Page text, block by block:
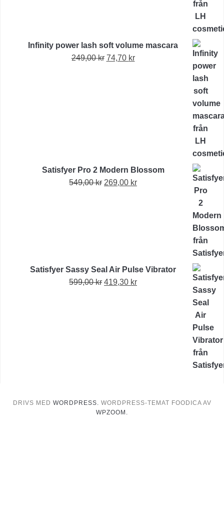
249,00 kr.124,50 kr.
Infinity power lash soft volume mascara
249,00kr Det
74,70 krDet
Satisfyer Pro 2 Modern Blossom
549,00kr Det
269,00 krDet
Satisfyer Sassy Seal Air Pulse Vibrator
599,00kr Det
419,30 krDet
DRIVS MED WORDPRESS. WORDPRESS-TEMAT FOODICA AV
WPZOOM.